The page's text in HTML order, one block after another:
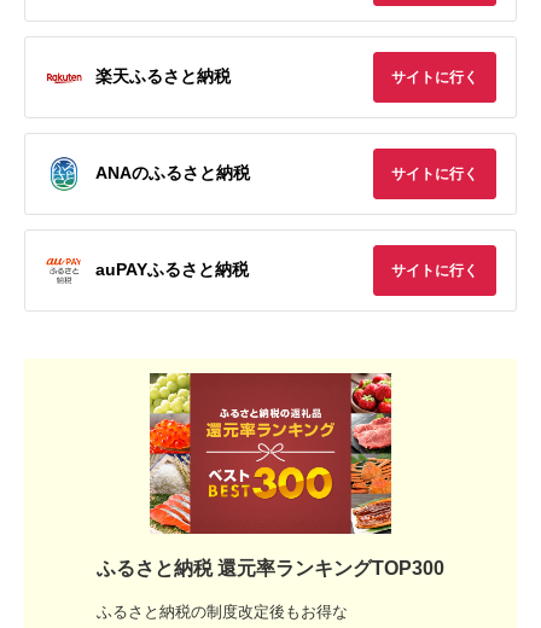
楽天ふるさと納税 サイトに行く
ANAのふるさと納税 サイトに行く
auPAYふるさと納税 サイトに行く
ふるさと納税 還元率ランキングTOP300
ふるさと納税の制度改定後もお得な